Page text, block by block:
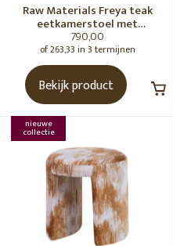
Raw Materials Freya teak
eetkamerstoel met
armleuning - Zwart (set of 2)
790,00
of 263,33 in 3 termijnen
Bekijk product
nieuwe
collectie